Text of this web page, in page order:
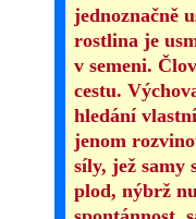
jednoznačně
rostlina je
v semeni.
cestu.
hledání
jenom
síly, jež samy
plod, nýbrž